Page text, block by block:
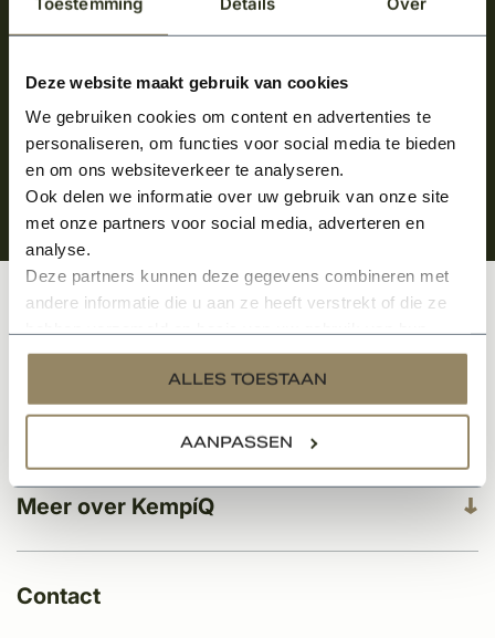
Deze website maakt gebruik van cookies
We gebruiken cookies om content en advertenties te
personaliseren, om functies voor social media te bieden
en om ons websiteverkeer te analyseren.
Ook delen we informatie over uw gebruik van onze site
met onze partners voor social media, adverteren en
analyse.
Deze partners kunnen deze gegevens combineren met
andere informatie die u aan ze heeft verstrekt of die ze
services.
ALLES TOESTAAN
AANPASSEN
Aanmelden voor de nieuwsbrief
Meer over KempíQ
Klantenservice
Categorieën
Contact